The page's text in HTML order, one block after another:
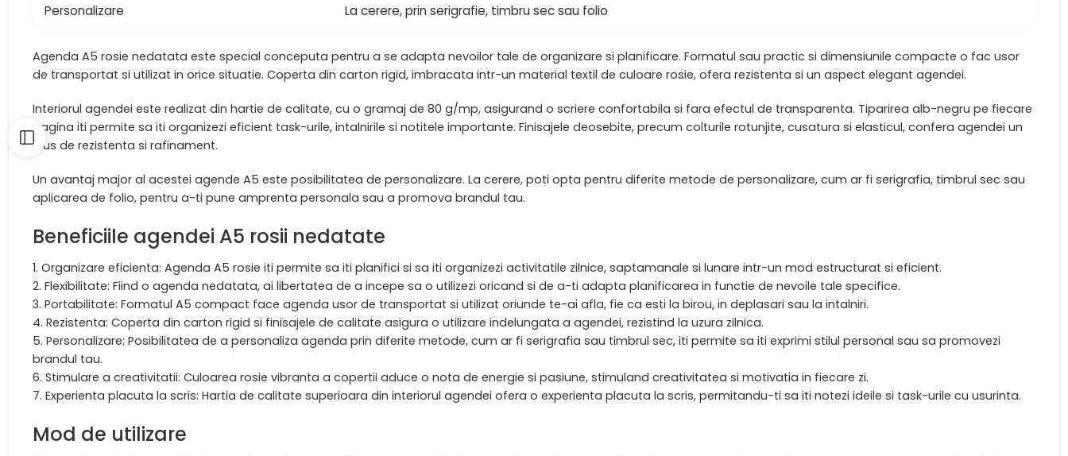
Personalizare
La cerere, prin serigrafie, timbru sec sau folio
Agenda A5 rosie nedatata este special conceputa pentru a se adapta nevoilor tale de organizare si planificare. Formatul sau practic si dimensiunile compacte o fac usor
de transportat si utilizat in orice situatie. Coperta din carton rigid, imbracata intr-un material textil de culoare rosie, ofera rezistenta si un aspect elegant agendei.
Interiorul agendei este realizat din hartie de calitate, cu o gramaj de 80 g/mp, asigurand o scriere confortabila si fara efectul de transparenta. Tiparirea alb-negru pe fiecare
pagina iti permite sa iti organizezi eficient task-urile, intalnirile si notitele importante. Finisajele deosebite, precum colturile rotunjite, cusatura si elasticul, confera agendei un
plus de rezistenta si rafinament.
Un avantaj major al acestei agende A5 este posibilitatea de personalizare. La cerere, poti opta pentru diferite metode de personalizare, cum ar fi serigrafia, timbrul sec sau
aplicarea de folio, pentru a-ti pune amprenta personala sau a promova brandul tau.
Beneficiile agendei A5 rosii nedatate
Organizare eficienta: Agenda A5 rosie iti permite sa iti planifici si sa iti organizezi activitatile zilnice, saptamanale si lunare intr-un mod estructurat si eficient.
Flexibilitate: Fiind o agenda nedatata, ai libertatea de a incepe sa o utilizezi oricand si de a-ti adapta planificarea in functie de nevoile tale specifice.
Portabilitate: Formatul A5 compact face agenda usor de transportat si utilizat oriunde te-ai afla, fie ca esti la birou, in deplasari sau la intalniri.
Rezistenta: Coperta din carton rigid si finisajele de calitate asigura o utilizare indelungata a agendei, rezistind la uzura zilnica.
Personalizare: Posibilitatea de a personaliza agenda prin diferite metode, cum ar fi serigrafia sau timbrul sec, iti permite sa iti exprimi stilul personal sau sa promovezi
brandul tau.
Stimulare a creativitatii: Culoarea rosie vibranta a copertii aduce o nota de energie si pasiune, stimuland creativitatea si motivatia in fiecare zi.
Experienta placuta la scris: Hartia de calitate superioara din interiorul agendei ofera o experienta placuta la scris, permitandu-ti sa iti notezi ideile si task-urile cu usurinta.
Mod de utilizare